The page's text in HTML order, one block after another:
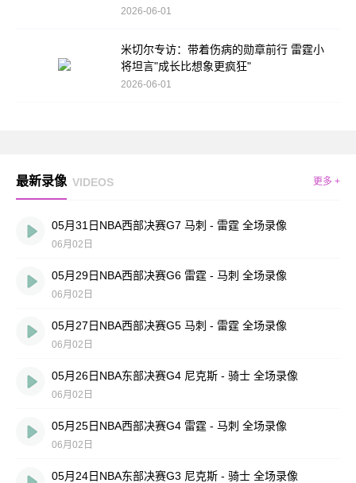
2026-06-01
米切尔专访：带着伤病的勋章前行 雷霆小
将坦言"成长比想象更疯狂"
2026-06-01
最新录像 VIDEOS 更多 +
05月31日NBA西部决赛G7 马刺 - 雷霆 全场录像
06月02日
05月29日NBA西部决赛G6 雷霆 - 马刺 全场录像
06月02日
05月27日NBA西部决赛G5 马刺 - 雷霆 全场录像
06月02日
05月26日NBA东部决赛G4 尼克斯 - 骑士 全场录像
06月02日
05月25日NBA西部决赛G4 雷霆 - 马刺 全场录像
06月02日
05月24日NBA东部决赛G3 尼克斯 - 骑士 全场录像